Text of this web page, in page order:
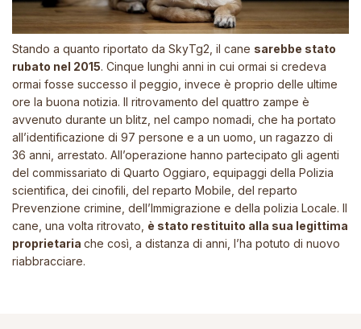
Stando a quanto riportato da SkyTg2 , il cane sarebbe stato
rubato nel 2015. Cinque lunghi anni in cui ormai si credeva
ormai fosse successo il peggio, invece è proprio delle ultime
ore la buona notizia. Il ritrovamento del quattro zampe è
avvenuto durante un blitz, nel campo nomadi, che ha portato
all’identificazione di 97 persone e a un uomo, un ragazzo di
36 anni, arrestato. All’operazione hanno partecipato gli agenti
del commissariato di Quarto Oggiaro, equipaggi della Polizia
scientifica, dei cinofili, del reparto Mobile, del reparto
Prevenzione crimine, dell’Immigrazione e della polizia Locale. Il
cane, una volta ritrovato, è stato restituito alla sua legittima
proprietaria che così, a distanza di anni, l’ha potuto di nuovo
riabbracciare.